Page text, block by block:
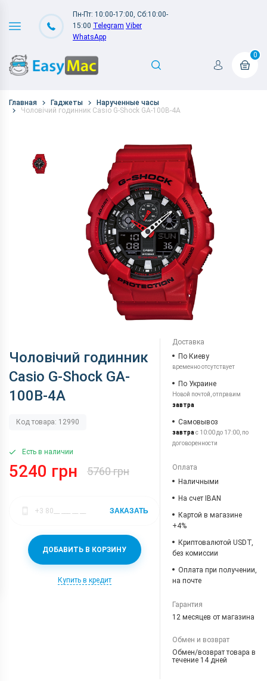
Пн-Пт: 10:00-17:00, Сб:10:00-
15:00 Telegram Viber
WhatsApp
0
Главная Гаджеты
Нарученные часы
Чоловічий годинник Casio G-Shock GA-100B-4A
Чоловічий годинник
Casio G-Shock GA-
100B-4A
Код товара: 12990
Есть в наличии
5240 грн 5760 грн
ДОБАВИТЬ В КОРЗИНУ
Купить в кредит
ЗАКАЗАТЬ
Доставка
По Киеву
временно отсутствует
По Украине
Новой почтой, отправим
завтра
Самовывоз
завтрас 10:00 до 17:00, по
договоренности
Оплата
Наличными
На счет IBAN
Картой в магазине
+4%
Криптовалютой USDT,
без комиссии
Оплата при получении,
на почте
Гарантия
12 месяцев от магазина
Обмен и возврат
Обмен/возврат товара в
течение 14 дней